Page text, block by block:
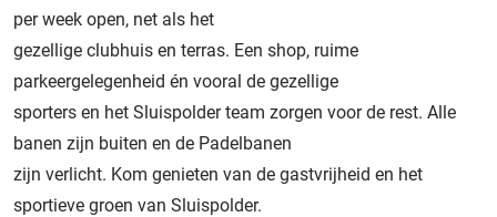
per week open, net als het
gezellige clubhuis en terras. Een shop, ruime
parkeergelegenheid én vooral de gezellige
sporters en het Sluispolder team zorgen voor de rest. Alle
banen zijn buiten en de Padelbanen
zijn verlicht. Kom genieten van de gastvrijheid en het
sportieve groen van Sluispolder.